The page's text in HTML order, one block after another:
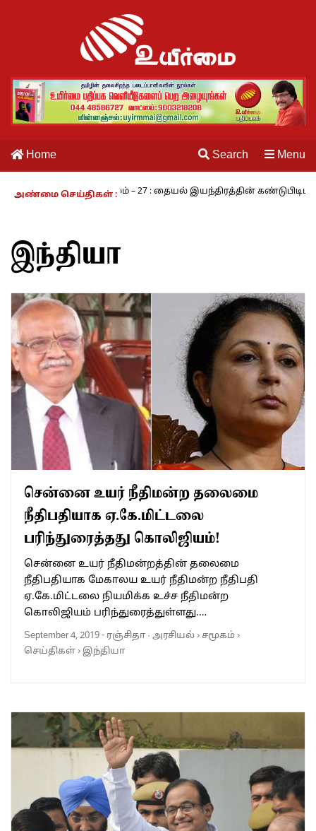
Home Search · Menu
அண்மை செய்திகள் :
காலம் – 27 : தையல் இயந்திரத்தின் கண்டுபிடிப்பாளர் யார்? -
இந்தியா
சென்னை உயர் நீதிமன்ற தலைமை
நீதிபதியாக ஏ.கே.மிட்டலை
பரிந்துரைத்தது கொலிஜியம்!
சென்னை உயர் நீதிமன்றத்தின் தலைமை
நீதிபதியாக மேகாலய உயர் நீதிமன்ற நீதிபதி
ஏ.கே.மிட்டலை நியமிக்க உச்ச நீதிமன்ற
கொலிஜியம் பரிந்துரைத்துள்ளது.…
September 4, 2019- ரஞ்சிதா · அரசியல்›சமூகம்›
செய்திகள்› இந்தியா